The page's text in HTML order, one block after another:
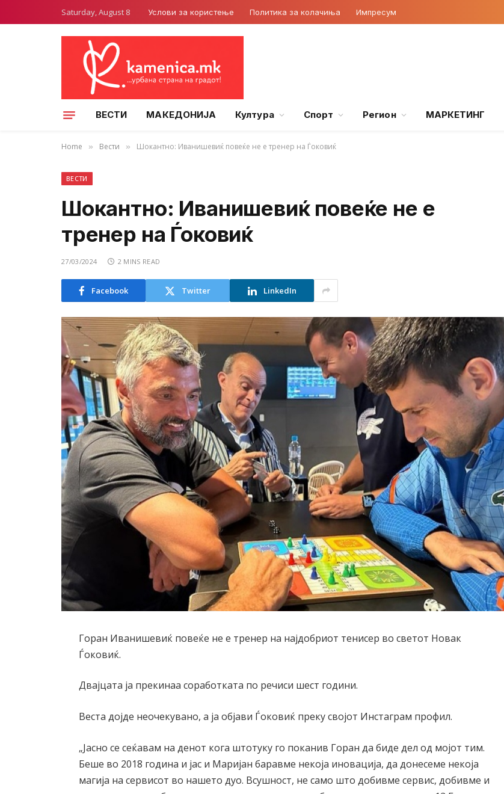
Saturday, August 8 Услови за користење Политика за колачиња Импресум
ВЕСТИ МАКЕДОНИЈА Култура Спорт Регион МАРКЕТИНГ
Home » Вести » Шокантно: Иванишевиќ повеќе не е тренер на Ѓоковиќ
ВЕСТИ
Шокантно: Иванишевиќ повеќе не е
тренер на Ѓоковиќ
27/03/2024 2 MINS READ
Facebook Twitter LinkedIn
Горан Иванишевиќ повеќе не е тренер на најдобриот тенисер во светот Новак
Ѓоковиќ.
Двајцата ја прекинаа соработката по речиси шест години.
Веста дојде неочекувано, а ја објави Ѓоковиќ преку својот Инстаграм профил.
„Јасно се сеќавам на денот кога штотуку го поканив Горан да биде дел од мојот тим.
Беше во 2018 година и јас и Маријан баравме некоја иновација, да донесеме некоја
магија на сервисот во нашето дуо. Всушност, не само што добивме сервис, добивме и